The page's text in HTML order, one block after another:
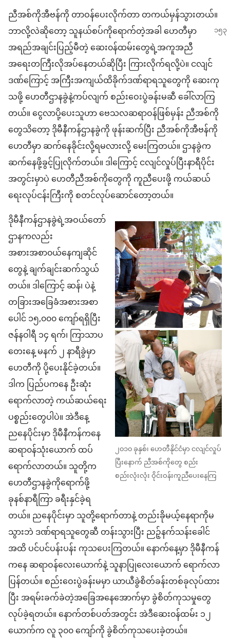
ညီအစ်ကိုအီဗန်ကို တာဝန်ပေးလိုက်တာ တကယ်မှန်သွားတယ်။
ဘာလို့လဲဆိုတော့ သူနယ်စပ်ကိုရောက်တဲ့အခါ ဟေတီမှာ
အရည်အချင်းပြည့်မီတဲ့ ဆေး၀န်ထမ်းတွေရဲ့အကူအညီ
အရေးတကြီးလိုအပ်နေတယ်ဆိုပြီး ကြားလိုက်ရလို့ပဲ။ ငလျင်
ဒဏ်ကြောင့် အကြီးအကျယ်ထိခိုက်ဒဏ်ရာရသူတွေကို ဆေးကု
သဖို့ ဟေတီဌာနခွဲနဲ့ကပ်လျက် စည်းဝေးပွဲခန်းမဆီ ခေါ်လာကြ
တယ်။ ငွေလာပို့ပေးသူဟာ ဗေသလဆရာဝန်ဖြစ်မှန်း ညီအစ်ကို
တွေသိတော့ ဒိုမီနီကန်ဌာနခွဲကို ဖုန်းဆက်ပြီး ညီအစ်ကိုအီဗန်ကို
ဟေတီမှာ ဆက်နေခိုင်းလို့ရမလားလို့ မေးကြတယ်။ ဌာနခွဲက
ဆက်နေဖို့ခွင့်ပြုလိုက်တယ်။ ဒါကြောင့် ငလျင်လှုပ်ပြီးနာရီပိုင်း
အတွင်းမှာပဲ ဟေတီညီအစ်ကိုတွေကို ကူညီပေးဖို့ ကယ်ဆယ်
ရေးလုပ်ငန်းကြီးကို စတင်လုပ်ဆောင်တော့တယ်။
၂၀၁၀ ခုနှစ်၊ ဟေတီနိုင်ငံမှာ ငလျင်လှုပ်
ပြီးနောက် ညီအစ်ကိုတွေ စည်း
စည်းလုံးလုံး ဝိုင်းဝန်းကူညီပေးနေကြ
ဒိုမီနီကန်ဌာနခွဲရဲ့အဝယ်တော်
ဌာနကလည်း
အစားအစာ၀ယ်နေကျဆိုင်
တွေနဲ့ ချက်ချင်းဆက်သွယ်
တယ်။ ဒါကြောင့် ဆန်၊ ပဲနဲ့
တခြားအခြေခံအစားအစာ
ပေါင် ၁၅,၀၀၀ ကျော်ရရှိပြီး
ဇန်နဝါရီ ၁၄ ရက်၊ ကြာသာပ
တေးနေ့ မနက် ၂ နာရီခွဲမှာ
ဟေတီကို ပို့ပေးနိုင်ခဲ့တယ်။
ဒါက ပြည်ပကနေ ဦးဆုံး
ရောက်လာတဲ့ ကယ်ဆယ်ရေး
ပစ္စည်းတွေပါပဲ။ အဲဒီနေ့
ညနေပိုင်းမှာ ဒိုမီနီကန်ကနေ
ဆရာ၀န်သုံးယောက် ထပ်
ရောက်လာတယ်။ သူတို့က
ဟေတီဌာနခွဲကိုရောက်ဖို့
ခုနစ်နာရီကြာ ခရီးနှင်ခဲ့ရ
တယ်။ ညနေပိုင်းမှာ သူတို့ရောက်တာနဲ့ တည်းခိုမယ့်နေရာကိုမ
သွားဘဲ ဒဏ်ရာရသူတွေဆီ တန်းသွားပြီး ညဉ့်နက်သန်းခေါင်
အထိ ပင်ပင်ပန်းပန်း ကုသပေးကြတယ်။ နောက်နေ့မှာ ဒိုမီနီကန်
ကနေ ဆရာဝန်လေးယောက်နဲ့ သူနာပြုလေးယောက် ရောက်လာ
ပြန်တယ်။ စည်းဝေးပွဲခန်းမမှာ ယာယီခွဲစိတ်ခန်းတစ်ခုလုပ်ထား
ပြီး အရမ်းခက်ခဲတဲ့အခြေအနေအောက်မှာ ခွဲစိတ်ကုသမှုတွေ
လုပ်ခဲ့ရတယ်။ နောက်တစ်ပတ်အတွင်း အဲဒီဆေး၀န်ထမ်း ၁၂
ယောက်က လူ ၃၀၀ ကျော်ကို ခွဲစိတ်ကုသပေးခဲ့တယ်။